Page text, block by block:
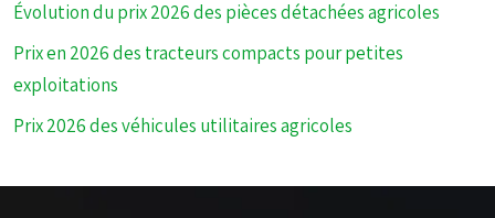
Évolution du prix 2026 des pièces détachées agricoles
Prix en 2026 des tracteurs compacts pour petites
exploitations
Prix 2026 des véhicules utilitaires agricoles